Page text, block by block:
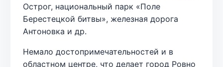
Острог, национальный парк «Поле
Берестецкой битвы», железная дорога
Антоновка и др.
Немало достопримечательностей и в
областном центре, что делает город Ровно